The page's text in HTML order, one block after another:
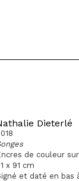
Dieterlé
de couleur
x 91 cm
et daté en bas